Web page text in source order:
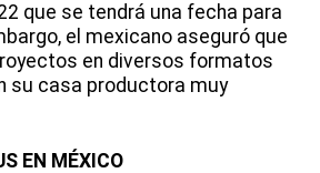
que se tendrá una fecha para
el mexicano aseguró que
en diversos formatos
su casa productora muy
EN MÉXICO